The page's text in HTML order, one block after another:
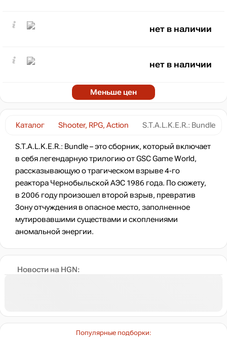
Новости на HGN:
Популярные подборки:
Каталог Shooter, RPG, Action S.T.A.L.K.E.R.: Bundle
S.T.A.L.K.E.R.: Bundle – это сборник, который включает
в себя легендарную трилогию от GSC Game World,
рассказывающую о трагическом взрыве 4-го
реактора Чернобыльской АЭС 1986 года. По сюжету,
в 2006 году произошел второй взрыв, превратив
Зону отчуждения в опасное место, заполненное
мутировавшими существами и скоплениями
аномальной энергии.
нет в наличии
нет в наличии
Меньше цен